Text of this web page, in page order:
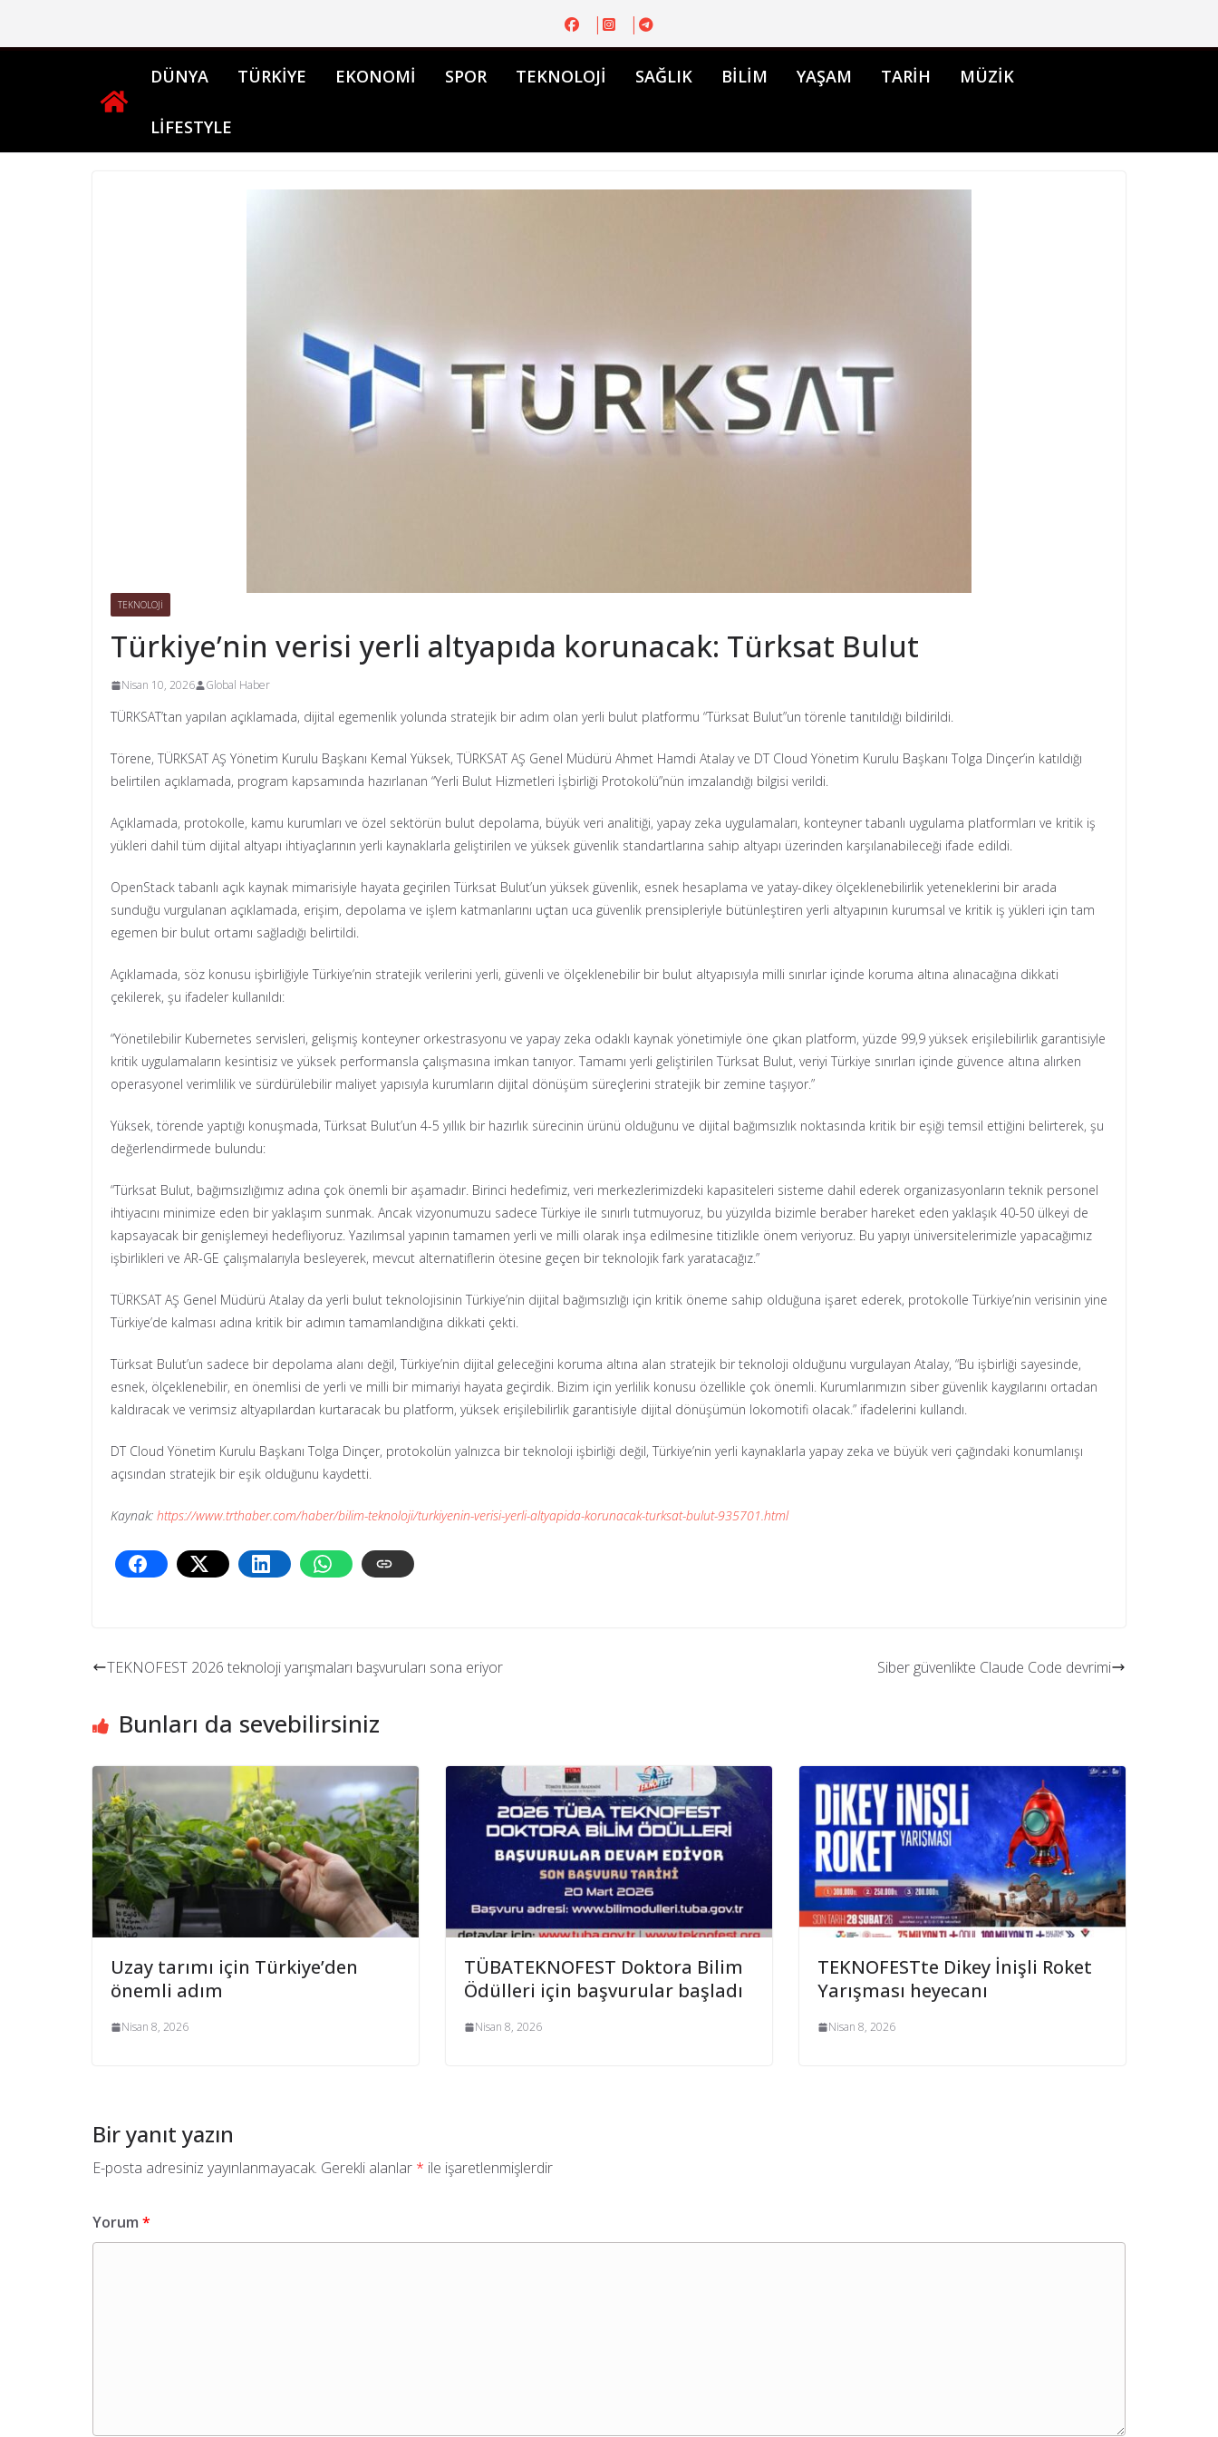
DÜNYA TÜRKİYE EKONOMİ SPOR TEKNOLOJİ SAĞLIK BİLİM YAŞAM TARİH MÜZİK
LİFESTYLE
TEKNOLOJİ
Türkiye’nin verisi yerli altyapıda korunacak: Türksat Bulut
Nisan 10, 2026 Global Haber
TÜRKSAT’tan yapılan açıklamada, dijital egemenlik yolunda stratejik bir adım olan yerli bulut platformu “Türksat Bulut”un törenle tanıtıldığı bildirildi.
Törene, TÜRKSAT AŞ Yönetim Kurulu Başkanı Kemal Yüksek, TÜRKSAT AŞ Genel Müdürü Ahmet Hamdi Atalay ve DT Cloud Yönetim Kurulu Başkanı Tolga Dinçer’in katıldığı
belirtilen açıklamada, program kapsamında hazırlanan “Yerli Bulut Hizmetleri İşbirliği Protokolü”nün imzalandığı bilgisi verildi.
Açıklamada, protokolle, kamu kurumları ve özel sektörün bulut depolama, büyük veri analitiği, yapay zeka uygulamaları, konteyner tabanlı uygulama platformları ve kritik iş
yükleri dahil tüm dijital altyapı ihtiyaçlarının yerli kaynaklarla geliştirilen ve yüksek güvenlik standartlarına sahip altyapı üzerinden karşılanabileceği ifade edildi.
OpenStack tabanlı açık kaynak mimarisiyle hayata geçirilen Türksat Bulut’un yüksek güvenlik, esnek hesaplama ve yatay-dikey ölçeklenebilirlik yeteneklerini bir arada
sunduğu vurgulanan açıklamada, erişim, depolama ve işlem katmanlarını uçtan uca güvenlik prensipleriyle bütünleştiren yerli altyapının kurumsal ve kritik iş yükleri için tam
egemen bir bulut ortamı sağladığı belirtildi.
Açıklamada, söz konusu işbirliğiyle Türkiye’nin stratejik verilerini yerli, güvenli ve ölçeklenebilir bir bulut altyapısıyla milli sınırlar içinde koruma altına alınacağına dikkati
çekilerek, şu ifadeler kullanıldı:
“Yönetilebilir Kubernetes servisleri, gelişmiş konteyner orkestrasyonu ve yapay zeka odaklı kaynak yönetimiyle öne çıkan platform, yüzde 99,9 yüksek erişilebilirlik garantisiyle
kritik uygulamaların kesintisiz ve yüksek performansla çalışmasına imkan tanıyor. Tamamı yerli geliştirilen Türksat Bulut, veriyi Türkiye sınırları içinde güvence altına alırken
operasyonel verimlilik ve sürdürülebilir maliyet yapısıyla kurumların dijital dönüşüm süreçlerini stratejik bir zemine taşıyor.”
Yüksek, törende yaptığı konuşmada, Türksat Bulut’un 4-5 yıllık bir hazırlık sürecinin ürünü olduğunu ve dijital bağımsızlık noktasında kritik bir eşiği temsil ettiğini belirterek, şu
değerlendirmede bulundu:
“Türksat Bulut, bağımsızlığımız adına çok önemli bir aşamadır. Birinci hedefimiz, veri merkezlerimizdeki kapasiteleri sisteme dahil ederek organizasyonların teknik personel
ihtiyacını minimize eden bir yaklaşım sunmak. Ancak vizyonumuzu sadece Türkiye ile sınırlı tutmuyoruz, bu yüzyılda bizimle beraber hareket eden yaklaşık 40-50 ülkeyi de
kapsayacak bir genişlemeyi hedefliyoruz. Yazılımsal yapının tamamen yerli ve milli olarak inşa edilmesine titizlikle önem veriyoruz. Bu yapıyı üniversitelerimizle yapacağımız
işbirlikleri ve AR-GE çalışmalarıyla besleyerek, mevcut alternatiflerin ötesine geçen bir teknolojik fark yaratacağız.”
TÜRKSAT AŞ Genel Müdürü Atalay da yerli bulut teknolojisinin Türkiye’nin dijital bağımsızlığı için kritik öneme sahip olduğuna işaret ederek, protokolle Türkiye’nin verisinin yine
Türkiye’de kalması adına kritik bir adımın tamamlandığına dikkati çekti.
Türksat Bulut’un sadece bir depolama alanı değil, Türkiye’nin dijital geleceğini koruma altına alan stratejik bir teknoloji olduğunu vurgulayan Atalay, “Bu işbirliği sayesinde,
esnek, ölçeklenebilir, en önemlisi de yerli ve milli bir mimariyi hayata geçirdik. Bizim için yerlilik konusu özellikle çok önemli. Kurumlarımızın siber güvenlik kaygılarını ortadan
kaldıracak ve verimsiz altyapılardan kurtaracak bu platform, yüksek erişilebilirlik garantisiyle dijital dönüşümün lokomotifi olacak.” ifadelerini kullandı.
DT Cloud Yönetim Kurulu Başkanı Tolga Dinçer, protokolün yalnızca bir teknoloji işbirliği değil, Türkiye’nin yerli kaynaklarla yapay zeka ve büyük veri çağındaki konumlanışı
açısından stratejik bir eşik olduğunu kaydetti.
Kaynak: https://www.trthaber.com/haber/bilim-teknoloji/turkiyenin-verisi-yerli-altyapida-korunacak-turksat-bulut-935701.html
TEKNOFEST 2026 teknoloji yarışmaları başvuruları sona eriyor Siber güvenlikte Claude Code devrimi
Bunları da sevebilirsiniz
Uzay tarımı için Türkiye’den
önemli adım
Nisan 8, 2026
TÜBATEKNOFEST Doktora Bilim
Ödülleri için başvurular başladı
Nisan 8, 2026
TEKNOFESTte Dikey İnişli Roket
Yarışması heyecanı
Nisan 8, 2026
Bir yanıt yazın
E-posta adresiniz yayınlanmayacak. Gerekli alanlar * ile işaretlenmişlerdir
Yorum *